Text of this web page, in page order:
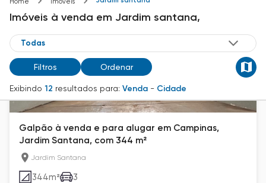
Imóveis à venda em Jardim santana,
Filtros Ordenar
Exibindo 12 resultados para: Venda - Cidade
Galpão à venda e para alugar em Campinas,
Jardim Santana, com 344 m²
Jardim Santana
344m² 3